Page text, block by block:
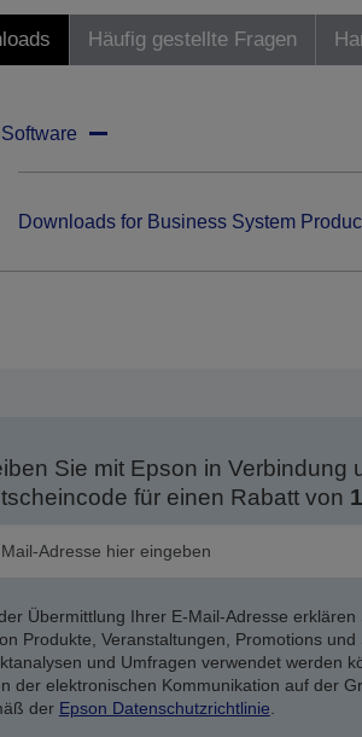
Häufig gestellte Fragen
Downloads for Business System
Sie mit Epson in Verbindung
für einen Rabatt von
Übermittlung Ihrer E-Mail-Adresse
Produkte, Veranstaltungen, Promotions
und Umfragen verwendet werden
der elektronischen Kommunikation auf der
der Epson Datenschutzrichtlinie.